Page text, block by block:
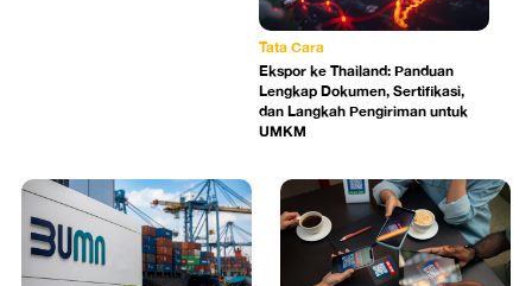
Tata Cara
Ekspor ke Thailand: Panduan
Lengkap Dokumen, Sertifikasi,
dan Langkah Pengiriman untuk
UMKM